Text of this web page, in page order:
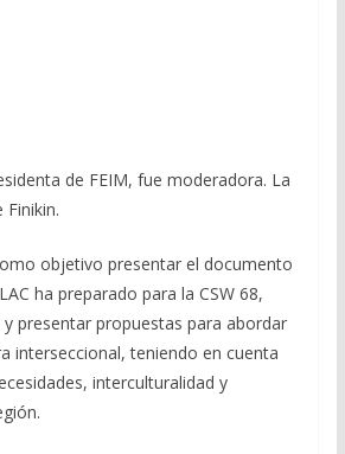
de FEIM, fue moderadora. La
objetivo presentar el documento
ha preparado para la CSW 68,
y presentar propuestas para abordar
interseccional, teniendo en cuenta
interculturalidad y